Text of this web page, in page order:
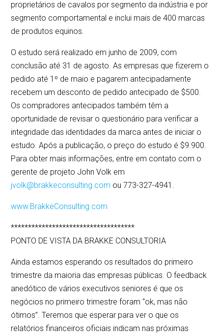
proprietários de cavalos por segmento da indústria e por
segmento comportamental e inclui mais de 400 marcas
de produtos equinos.
O estudo será realizado em junho de 2009, com
conclusão até 31 de agosto. As empresas que fizerem o
pedido até 1º de maio e pagarem antecipadamente
recebem um desconto de pedido antecipado de $500.
Os compradores antecipados também têm a
oportunidade de revisar o questionário para verificar a
integridade das identidades da marca antes de iniciar o
estudo. Após a publicação, o preço do estudo é $9.900.
Para obter mais informações, entre em contato com o
gerente de projeto John Volk em
jvolk@brakkeconsulting.com ou 773-327-4941.
www.BrakkeConsulting.com
************************************
PONTO DE VISTA DA BRAKKE CONSULTORIA
Ainda estamos esperando os resultados do primeiro
trimestre da maioria das empresas públicas. O feedback
anedótico de vários executivos seniores é que os
negócios no primeiro trimestre foram “ok, mas não
ótimos”. Teremos que esperar para ver o que os
relatórios financeiros oficiais indicam nas próximas